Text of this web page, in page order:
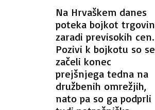
Na Hrvaškem danes
poteka bojkot trgovin
zaradi previsokih cen.
Pozivi k bojkotu so se
začeli konec
prejšnjega tedna na
družbenih omrežjih,
nato pa so ga podprli